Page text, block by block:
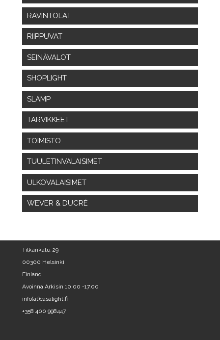
RAVINTOLAT
RIIPPUVAT
SEINÄVALOT
SHOPLIGHT
SLAMP
TARVIKKEET
TOIMISTO
TUULETINVALAISIMET
ULKOVALAISIMET
WEVER & DUCRÉ
Tilkankatu 29
00300 Helsinki
Finland
Avoinna Arkisin 10.00 -17.00
info(at)casalight.fi
+358 400 998447